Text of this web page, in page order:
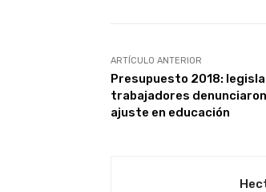
ARTÍCULO ANTERIOR
Presupuesto 2018:
trabajadores
ajuste en educación